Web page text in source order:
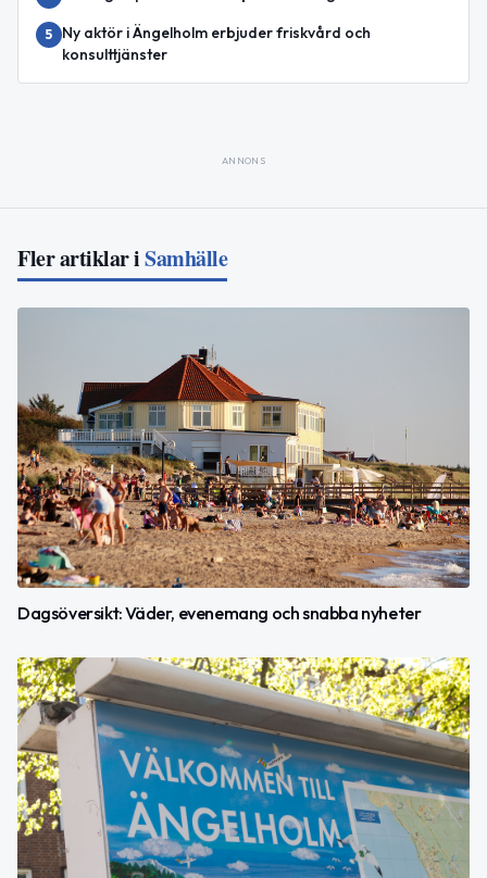
5
Ny aktör i Ängelholm erbjuder friskvård och
konsulttjänster
ANNONS
Fler artiklar iSamhälle
Dagsöversikt: Väder, evenemang och snabba nyheter